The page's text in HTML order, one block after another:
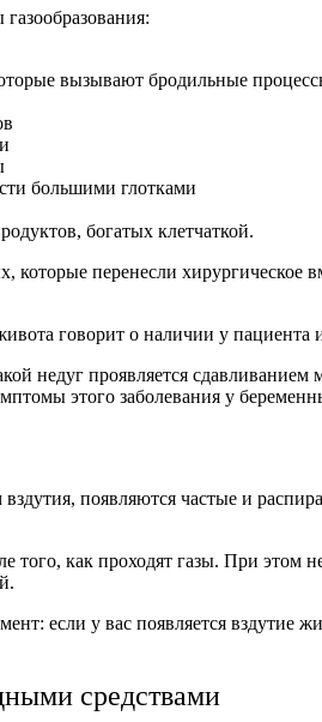
вызывают бродильные
большими глотками
богатых клетчаткой.
которые перенесли
говорит о наличии у
недуг проявляется
этого заболевания у
появляются частые и
того, как проходят газы. При этом
если у вас появляется вздутие
средствами